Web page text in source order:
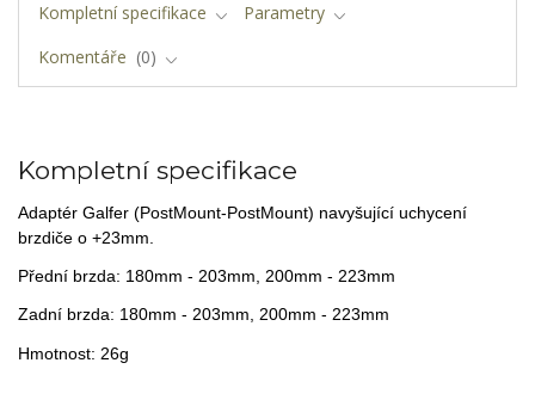
Kompletní specifikace
Parametry
Komentáře
0
Kompletní specifikace
Adaptér Galfer (PostMount-PostMount) navyšující uchycení
brzdiče o +23mm.
Přední brzda: 180mm - 203mm, 200mm - 223mm
Zadní brzda: 180mm - 203mm, 200mm - 223mm
Hmotnost: 26g